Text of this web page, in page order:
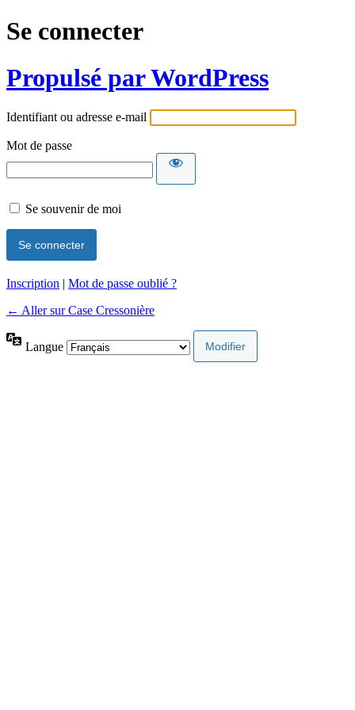
Se connecter
Propulsé par WordPress
Identifiant ou adresse e-mail
Mot de passe
Se souvenir de moi
Inscription | Mot de passe oublié ?
← Aller sur Case Cressonière
Langue